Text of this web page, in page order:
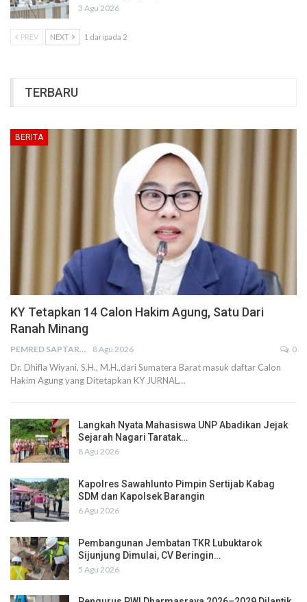
3 Agu 2026
PREV NEXT 1 daripada 2
TERBARU
BERITA
KY Tetapkan 14 Calon Hakim Agung, Satu Dari
Ranah Minang
PEMRED SAPTARIUS 8 Agu 2026 0
Dr. Dhifla Wiyani, S.H., M.H.,dari Sumatera Barat masuk daftar Calon
Hakim Agung yang Ditetapkan KY JURNAL…
Langkah Nyata Mahasiswa UNP Abadikan Jejak
Sejarah Nagari Taratak…
8 Agu 2026
Kapolres Sawahlunto Pimpin Sertijab Kabag
SDM dan Kapolsek Barangin
6 Agu 2026
Pembangunan Jembatan TKR Lubuktarok
Sijunjung Dimulai, CV Beringin…
5 Agu 2026